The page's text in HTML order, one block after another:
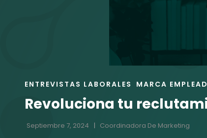
ENLACES
LAS
ENTREVISTAS LABORALES MARCA
Revoluciona tu
Septiembre 7, 2024 Coordinadora De Marketing